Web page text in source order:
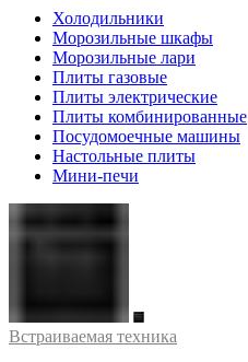
Холодильники
Морозильные шкафы
Морозильные лари
Плиты газовые
Плиты электрические
Плиты комбинированные
Посудомоечные машины
Настольные плиты
Мини-печи
Встраиваемая техника